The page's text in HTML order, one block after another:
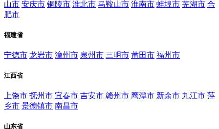
山市 安庆市 铜陵市 淮北市 马鞍山市 淮南市 蚌埠市 芜湖市 合
肥市
福建省
宁德市 龙岩市 漳州市 泉州市 三明市 莆田市 福州市
江西省
上饶市 抚州市 宜春市 吉安市 赣州市 鹰潭市 新余市 九江市 萍
乡市 景德镇市 南昌市
山东省